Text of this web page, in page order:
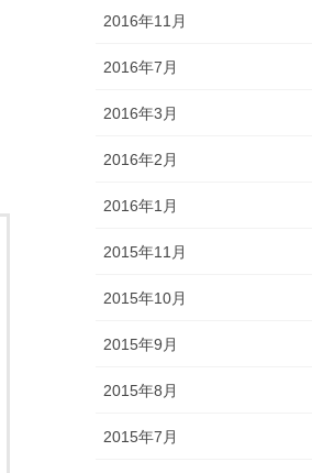
2016年11月
2016年7月
2016年3月
2016年2月
2016年1月
2015年11月
2015年10月
2015年9月
2015年8月
2015年7月